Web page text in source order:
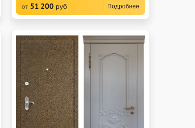
от 51 200 руб Подробнее